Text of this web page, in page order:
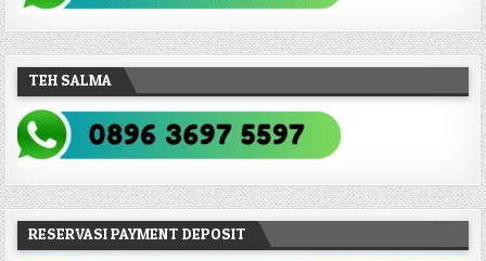
TEH SALMA
RESERVASI PAYMENT DEPOSIT